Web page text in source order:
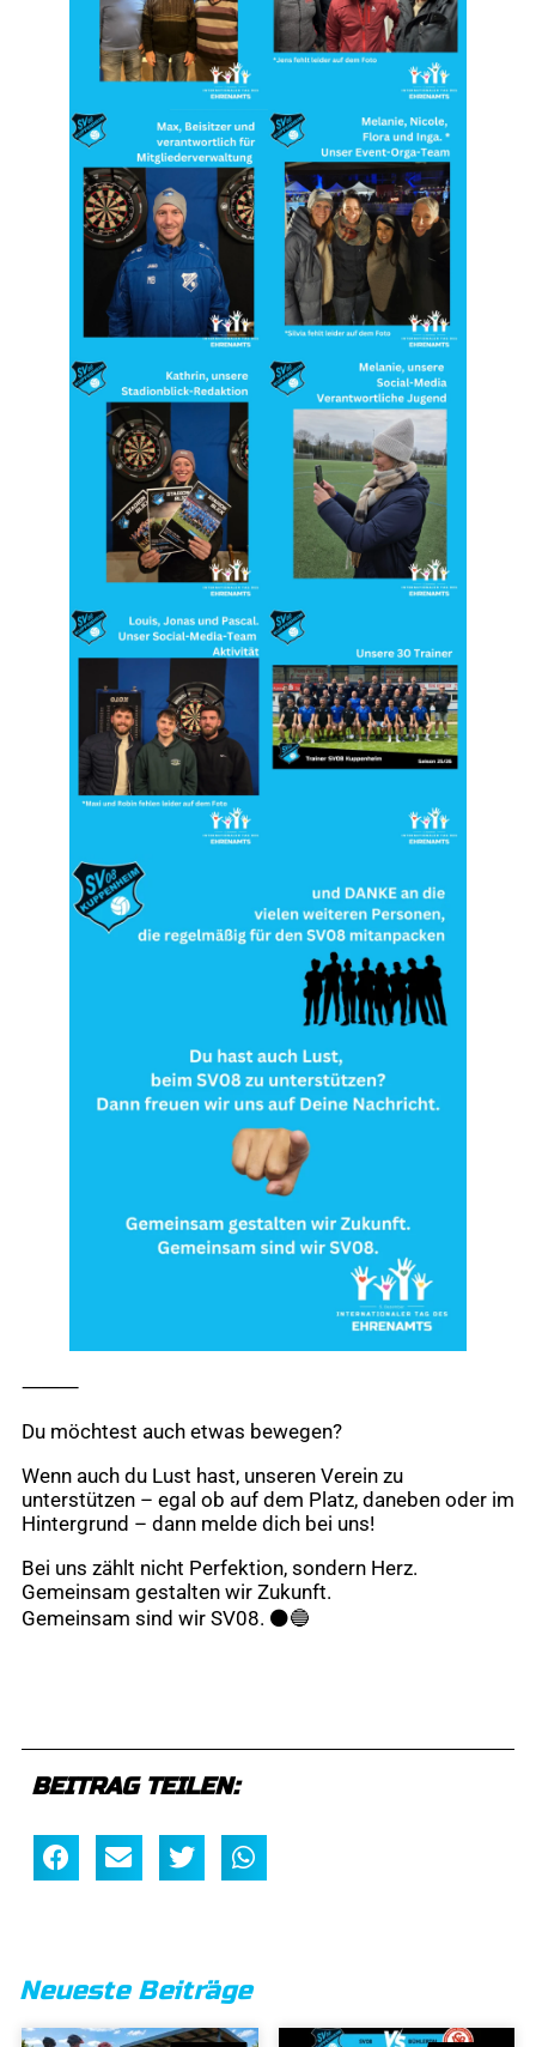
⸻
Du möchtest auch etwas bewegen?
Wenn auch du Lust hast, unseren Verein zu
unterstützen – egal ob auf dem Platz, daneben oder im
Hintergrund – dann melde dich bei uns!
Bei uns zählt nicht Perfektion, sondern Herz.
Gemeinsam gestalten wir Zukunft.
Gemeinsam sind wir SV08. ⚫️🔵
BEITRAG TEILEN:
Neueste Beiträge